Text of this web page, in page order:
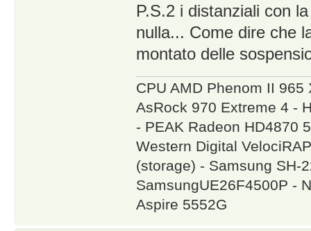
P.S.2 i distanziali con
nulla... Come dire che
montato delle
CPU AMD Phenom II
AsRock 970 Extreme 4 -
- PEAK Radeon HD4870
Western Digital
(storage) - Samsung SH-
SamsungUE26F4500P -
Aspire 5552G